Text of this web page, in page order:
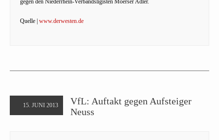
Quelle | www.derwesten.de
15. JUNI 2013
VfL: Auftakt gegen Aufsteiger
Neuss